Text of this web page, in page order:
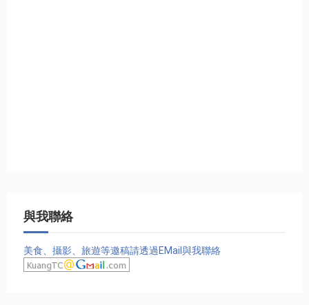
與我聯絡
美食、攝影、旅遊等邀稿請透過EMail與我聯絡